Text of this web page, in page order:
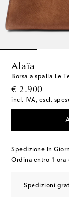
Alaïa
Borsa a spalla Le
€ 2.900
original price
incl. IVA, escl.
Spedizione In
Ordina entro 1 ora
Spedizioni